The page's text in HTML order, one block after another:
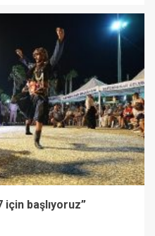
için başlıyoruz”